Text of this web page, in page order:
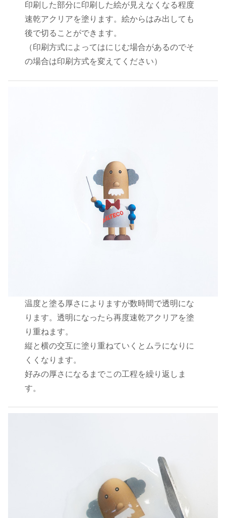
印刷した部分に印刷した絵が見えなくなる程度
速乾アクリアを塗ります。絵からはみ出しても
後で切ることができます。
（印刷方式によってはにじむ場合があるのでそ
の場合は印刷方式を変えてください）
温度と塗る厚さによりますが数時間で透明にな
ります。透明になったら再度速乾アクリアを塗
り重ねます。
縦と横の交互に塗り重ねていくとムラになりに
くくなります。
好みの厚さになるまでこの工程を繰り返しま
す。